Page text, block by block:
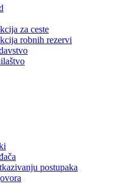
za ceste
robnih rezervi
postupaka